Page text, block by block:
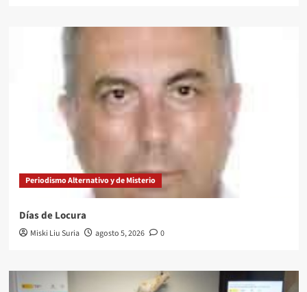
Periodismo Alternativo y de Misterio
Días de Locura
Miski Liu Suria agosto 5, 2026 0